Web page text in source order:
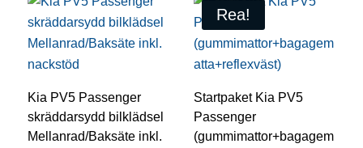
Kia PV5 Passenger
skräddarsydd bilklädsel
Mellanrad/Baksäte inkl.
Rea!
Startpaket Kia PV5
Passenger
(gummimattor+bagagem